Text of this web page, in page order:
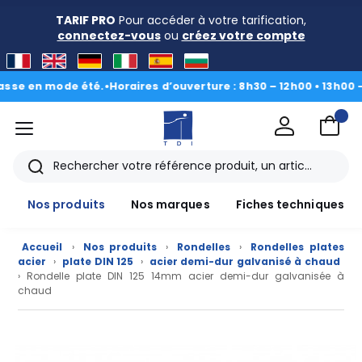
TARIF PRO Pour accéder à votre tarification,
connectez-vousou créez votre compte
mode été.•Horaires d’ouverture : 8h30 – 12h00 • 13h00 -
menu
Rechercher
Nos produits
Nos marques Fiches techniques
Accueil › Nos produits › Rondelles ›
Rondelles plates
acier
› plate DIN 125 › acier demi-dur galvanisé à chaud
› Rondelle plate DIN 125 14mm acier demi-dur galvanisée à
chaud